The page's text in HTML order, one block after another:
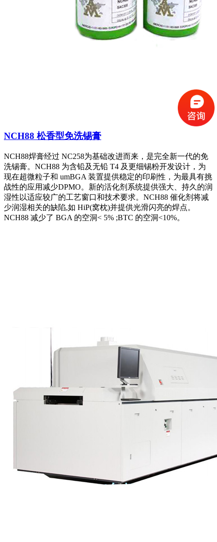
NCH88 松香型免洗锡膏
NCH88焊膏经过 NC258为基础改进而来，是完全新一代的免
洗锡膏。NCH88 为含铅及无铅 T4 及更细锡粉开发设计，为
现在超微粒子和 umBGA 装置提供稳定的印刷性，为最具有挑
战性的应用减少DPMO。新的活化剂系统提供强大、持久的润
湿性以适应较广的工艺窗口和技术要求。NCH88 催化剂将减
少润湿相关的缺陷,如 HiP(窝枕)并提供光滑闪亮的焊点。
NCH88 减少了 BGA 的空洞< 5% ;BTC 的空洞<10%。